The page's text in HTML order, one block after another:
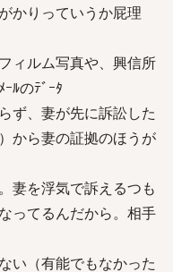
かりっていうか屁理
ィルム写真や、興信所
ﾙのﾃﾞｰﾀ
ず、妻が先に訴訟した
から妻の証拠のほうが
妻を浮気で訴えるつも
ってるんだから。相手
い（有能でもなかった